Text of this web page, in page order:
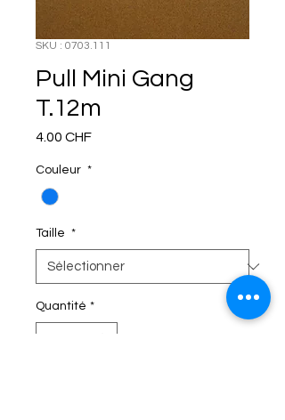
SKU : 0703.111
Pull Mini Gang
T.12m
4.00 CHFPrix
Couleur *
Taille *
Quantité *